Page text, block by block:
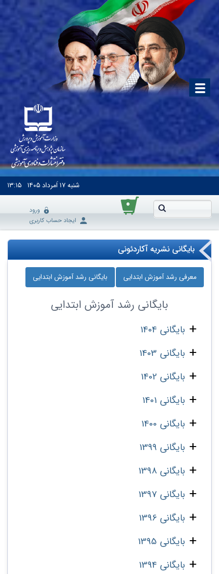
شنبه۱۷ اَمرداد ۱۴۰۵ ۱۳:۱۵
۰
ورود
ایجاد حساب کاربری
بایگانی نشریه آکاردئونی
معرفی رشد آموزش ابتدایی بایگانی رشد آموزش ابتدایی
بایگانی رشد آموزش ابتدایی
بایگانی 1404
بایگانی 1403
بایگانی 1402
بایگانی 1401
بایگانی 1400
بایگانی 1399
بایگانی 1398
بایگانی 1397
بایگانی 1396
بایگانی 1395
بایگانی 1394